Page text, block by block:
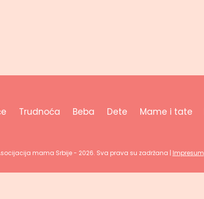
Trudnoća Beba Dete Mame i tate
mama Srbije - 2026. Sva prava su zadržana | Impresum